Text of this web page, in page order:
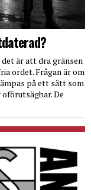
är att dra gränsen
ordet. Frågan är om
på ett sätt som
De